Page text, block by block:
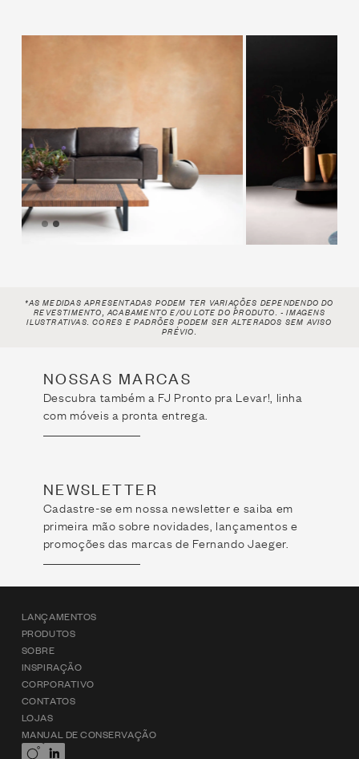
*AS MEDIDAS APRESENTADAS PODEM TER VARIAÇÕES DEPENDENDO DO
REVESTIMENTO, ACABAMENTO E/OU LOTEDO PRODUTO. - IMAGENS
ILUSTRATIVAS. CORES E PADRÕES PODEM SER ALTERADOS SEM AVISO
PRÉVIO.
NOSSAS MARCAS
Descubra também a FJ Pronto pra Levar!, linha
com móveis a pronta entrega.
NEWSLETTER
Cadastre-se em nossa newsletter e saiba em
primeira mão sobre novidades, lançamentos e
promoções das marcas de Fernando Jaeger.
LANÇAMENTOS
PRODUTOS
SOBRE
INSPIRAÇÃO
CORPORATIVO
CONTATOS
LOJAS
MANUAL DE CONSERVAÇÃO